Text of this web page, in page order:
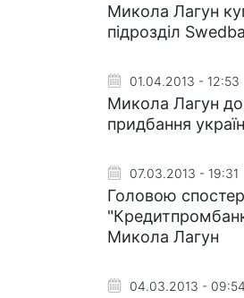
Микола Лагун
підрозділ
01.04.2013 - 12:53
Микола Лагун
придбання
07.03.2013 - 19:31
Головою
Микола Лагун
04.03.2013 - 09:54